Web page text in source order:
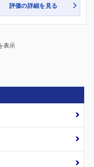
評価の詳細を見る
表示